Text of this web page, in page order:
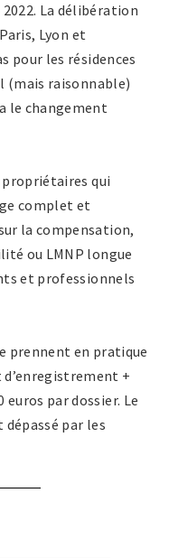
2022. La délibération
Lyon et
pour les résidences
(mais raisonnable)
le changement
propriétaires qui
complet et
la compensation,
ou LMNP longue
et professionnels
prennent en pratique
+
par dossier. Le
par les